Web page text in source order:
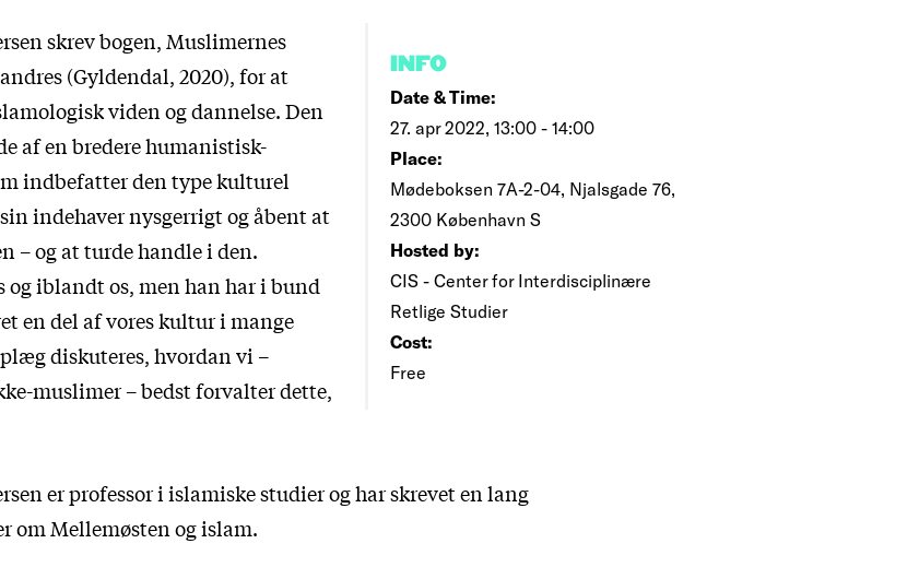
INFO
Date & Time:
27. apr 2022, 13:00 - 14:00
Place:
Mødeboksen 7A-2-04, Njalsgade 76,
2300 København S
Hosted by:
CIS - Center for Interdisciplinære
Retlige Studier
Cost:
Free
skrev bogen, Muslimernes
(Gyldendal, 2020), for at
viden og dannelse. Den
af en bredere humanistisk-
indbefatter den type kulturel
indehaver nysgerrigt og åbent at
– og at turde handle i den.
og iblandt os, men han har i bund
en del af vores kultur i mange
diskuteres, hvordan vi –
muslimer – bedst forvalter dette,
er professor i islamiske studier og har skrevet en lang
om Mellemøsten og islam.